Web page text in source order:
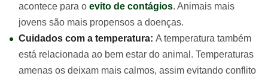
acontece para o evito de contágios. Animais mais
jovens são mais propensos a doenças.
Cuidados com a temperatura: A temperatura também
está relacionada ao bem estar do animal. Temperaturas
amenas os deixam mais calmos, assim evitando conflito